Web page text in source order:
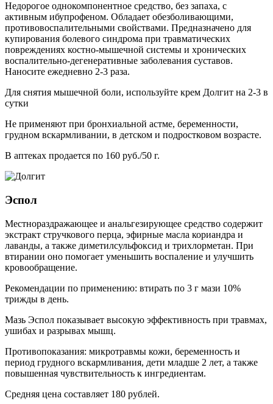
Недорогое однокомпонентное средство, без запаха, с
активным ибупрофеном. Обладает обезболивающими,
противовоспалительными свойствами. Предназначено для
купирования болевого синдрома при травматических
повреждениях костно-мышечной системы и хронических
воспалительно-дегенеративные заболевания суставов.
Наносите ежедневно 2-3 раза.
Для снятия мышечной боли, используйте крем Долгит на 2-3 в
сутки
Не применяют при бронхиальной астме, беременности,
грудном вскармливании, в детском и подростковом возрасте.
В аптеках продается по 160 руб./50 г.
Эспол
Местнораздражающее и анальгезирующее средство содержит
экстракт стручкового перца, эфирные масла кориандра и
лаванды, а также диметилсульфоксид и трихлорметан. При
втирании оно помогает уменьшить воспаление и улучшить
кровообращение.
Рекомендации по применению: втирать по 3 г мази 10%
трижды в день.
Мазь Эспол показывает высокую эффективность при травмах,
ушибах и разрывах мышц.
Противопоказания: микротравмы кожи, беременность и
период грудного вскармливания, дети младше 2 лет, а также
повышенная чувствительность к ингредиентам.
Средняя цена составляет 180 рублей.